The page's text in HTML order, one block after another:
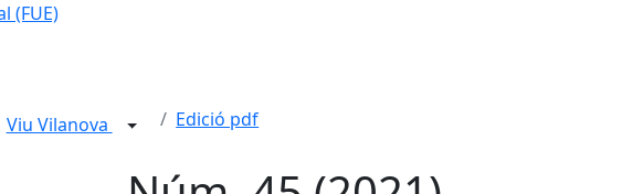
(FUE)
Viu Vilanova Edició pdf